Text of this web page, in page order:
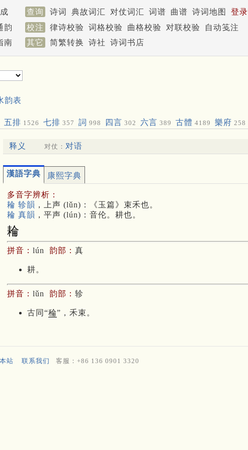
查询 诗词 典故词汇 对仗词汇 词谱 曲谱 诗词地图
登录
韵 校注 律诗校验 词格校验 曲格校验 对联校验
自动笺注
南 其它 简繁转换 诗社 诗词书店
韵表
五排 1526 七排 357 詞 998 四言 302 六言 389 古體 4189 樂府 258
释义 对仗： 对语
漢語字典 康熙字典
多音字辨析：
耣 轸韻 ，上声 (lǔn)：《玉篇》束禾也。
耣 真韻 ，平声 (lún)：音伦。耕也。
耣
拼音： lún 韵部： 真
耕。
拼音： lǔn 韵部： 轸
古同“稐”，禾束。
站 联系我们 客服：+86 136 0901 3320